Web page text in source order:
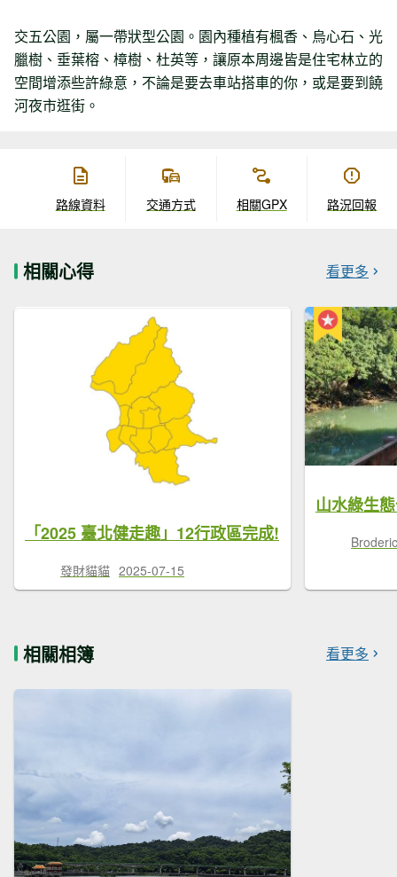
交五公園，屬一帶狀型公園。園內種植有楓香、烏心石、光
臘樹、垂葉榕、樟樹、杜英等，讓原本周邊皆是住宅林立的
空間增添些許綠意，不論是要去車站搭車的你，或是要到饒
河夜市逛街。
路線資料 交通方式 相關GPX 路況回報
相關心得 看更多
「2025 臺北健走趣」12行政區完成!
發財貓貓 2025-07-15
相關相簿 看更多